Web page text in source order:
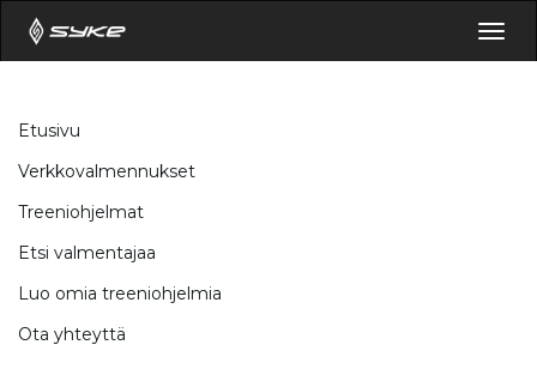
Etusivu
Verkkovalmennukset
Treeniohjelmat
Etsi valmentajaa
Luo omia treeniohjelmia
Ota yhteyttä